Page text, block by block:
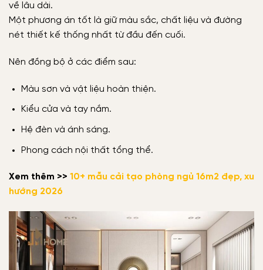
về lâu dài.
Một phương án tốt là giữ màu sắc, chất liệu và đường
nét thiết kế thống nhất từ đầu đến cuối.
Nên đồng bộ ở các điểm sau:
Màu sơn và vật liệu hoàn thiện.
Kiểu cửa và tay nắm.
Hệ đèn và ánh sáng.
Phong cách nội thất tổng thể.
Xem thêm >> 10+ mẫu cải tạo phòng ngủ 16m2 đẹp, xu
hướng 2026